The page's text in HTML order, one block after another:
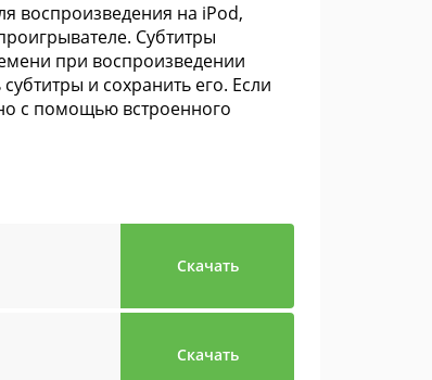
воспроизведения на iPod,
Субтитры
при воспроизведении
и сохранить его. Если
с помощью встроенного
Скачать
Скачать